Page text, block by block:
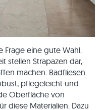
Frage eine gute Wahl.
stellen Strapazen dar,
machen. Badfliesen
pflegeleicht und
Oberfläche von
diese Materialien. Dazu